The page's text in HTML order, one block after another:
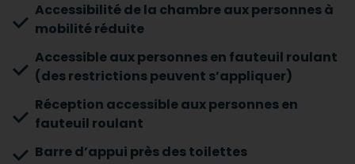
Accessibilité de la chambre aux personnes à
mobilité réduite
Accessible aux personnes en fauteuil roulant
(des restrictions peuvent s’appliquer)
Réception accessible aux personnes en
fauteuil roulant
Barre d’appui près des toilettes